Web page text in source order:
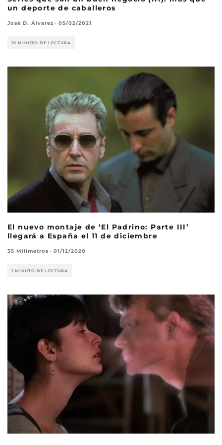
un deporte de caballeros
José D. Álvarez · 05/02/2021
16 MINUTO DE LECTURA
El nuevo montaje de ‘El Padrino: Parte III’
llegará a España el 11 de diciembre
35 Milímetros · 01/12/2020
1 MINUTO DE LECTURA